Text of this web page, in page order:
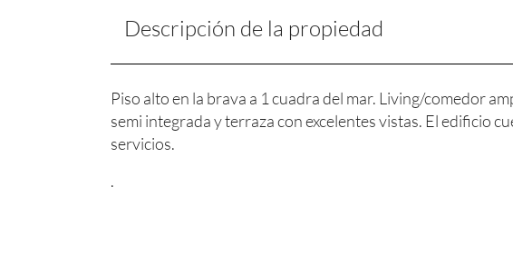
Descripción de la propiedad
Piso alto en la brava a 1 cuadra del mar. Living/comedor
semi integrada y terraza con excelentes vistas. El edificio
servicios.
.